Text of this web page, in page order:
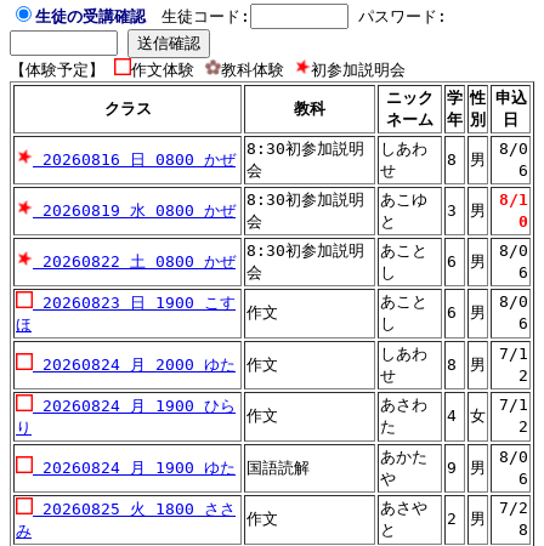
生徒の受講確認 生徒コード: パスワード:
【体験予定】 作文体験 教科体験 初参加説明会
クラス 教科
ニック
ネーム
学
年
性
別
申込
日
20260816 日 0800 かぜ
8:30初参加説明
会
しあわ
せ
8 男
8/0
6
20260819 水 0800 かぜ
8:30初参加説明
会
あこゆ
と
3 男
8/1
0
20260822 土 0800 かぜ
8:30初参加説明
会
あこと
し
6 男
8/0
6
20260823 日 1900 こす
ほ
作文
あこと
し
6 男
8/0
6
20260824 月 2000 ゆた 作文
しあわ
せ
8 男
7/1
2
20260824 月 1900 ひら
り
作文
あさわ
た
4 女
7/1
2
20260824 月 1900 ゆた 国語読解
あかた
や
9 男
8/0
6
20260825 火 1800 ささ
み
作文
あさや
と
2 男
7/2
8